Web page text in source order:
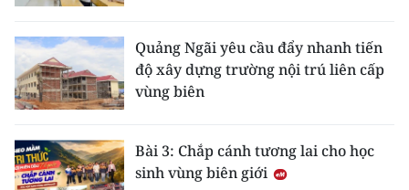
Quảng Ngãi yêu cầu đẩy nhanh tiến
độ xây dựng trường nội trú liên cấp
vùng biên
Bài 3: Chắp cánh tương lai cho học
sinh vùng biên giới